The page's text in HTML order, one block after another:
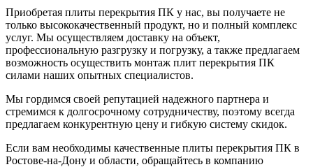
Приобретая плиты перекрытия ПК у нас, вы получаете не
только высококачественный продукт, но и полный комплекс
услуг. Мы осуществляем доставку на объект,
профессиональную разгрузку и погрузку, а также предлагаем
возможность осуществить монтаж плит перекрытия ПК
силами наших опытных специалистов.
Мы гордимся своей репутацией надежного партнера и
стремимся к долгосрочному сотрудничеству, поэтому всегда
предлагаем конкурентную цену и гибкую систему скидок.
Если вам необходимы качественные плиты перекрытия ПК в
Ростове-на-Дону и области, обращайтесь в компанию